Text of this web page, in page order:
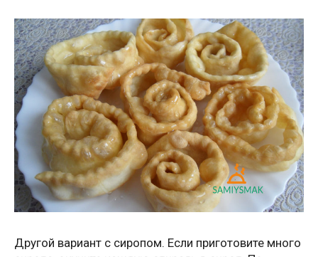
Другой вариант с сиропом. Если приготовите много